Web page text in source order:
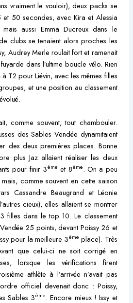
vraiment le vouloir), deux packs se
et 50 secondes, avec Kira et Alessia
aussi Emma Ducreux dans le
clubs se tenaient alors proches les
Audrey Merle roulait fort et ramenait
dans l’ultime boucle vélo. Rien
à T2 pour Liévin, avec les mêmes filles
et une position au classement
comme souvent, tout chambouler.
des Sables Vendée dynamitaient
des deux premières places. Bonne
plus Jaz allaient réaliser les deux
pour finir 3ème et 8ème. On a peu
comme souvent en cette saison
Cassandre Beaugrand et Léonie
cieux), elles allaient se montrer
filles dans le top 10. Le classement
25 points, devant Poissy 26 et
pour la meilleure 3ème place). Très
que celui-ci ne soit corrigé en
lorsque les vérifications firent
athlète à l’arrivée n’avait pas
officiel devenait donc : Poissy,
Sables 3ème. Encore mieux ! Issy et